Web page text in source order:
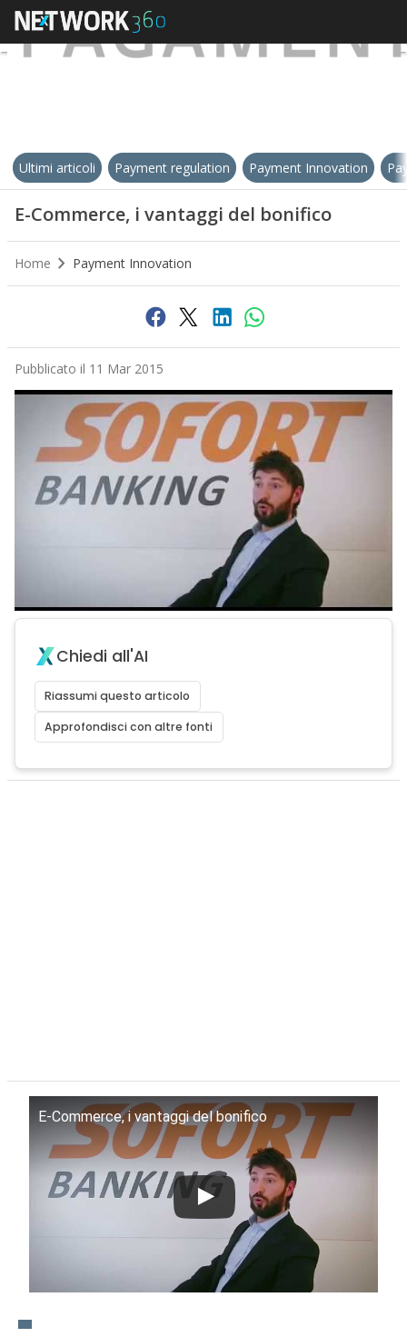
Ultimi articoli Payment regulation Payment Innovation
E-Commerce, i vantaggi del bonifico
Home Payment Innovation
Pubblicato il 11 Mar 2015
Chiedi all'AI
Riassumi questo articolo
Approfondisci con altre fonti
E-Commerce, i vantaggi del bonifico